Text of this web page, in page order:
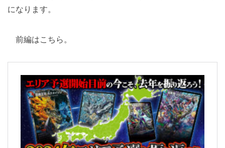
になります。
前編はこちら。